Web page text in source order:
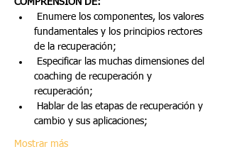
COMPRENSIÓN DE:
fundamentales y los principios rectores
de la recuperación;
coaching de recuperación y
recuperación;
cambio y sus aplicaciones;
Mostrar más